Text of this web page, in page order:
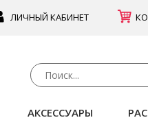
ЛИЧНЫЙ КАБИНЕТ
АКСЕССУАРЫ